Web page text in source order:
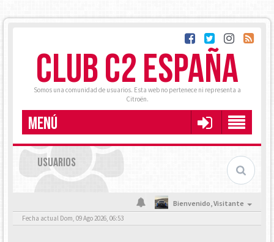
CLUB C2 ESPAÑA
Somos una comunidad de usuarios. Esta web no pertenece ni representa a
Citroën.
MENÚ
USUARIOS
Bienvenido,Visitante
Fecha actual Dom, 09 Ago 2026, 06:53